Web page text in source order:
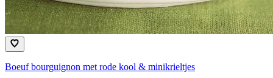
Boeuf bourguignon met rode kool & minikrieltjes